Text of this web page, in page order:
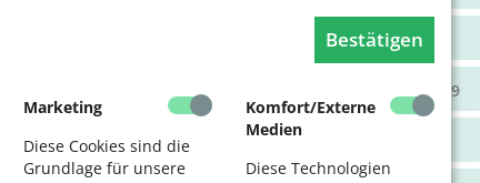
Bestätigen
Marketing
Diese Cookies sind die
Grundlage für unsere
Komfort/Externe
Medien
Diese Technologien
KölnerLeben Okt/Nov 19
KölnerLeben Aug/Sept 2019
KölnerLeben Juni/Juli 2019